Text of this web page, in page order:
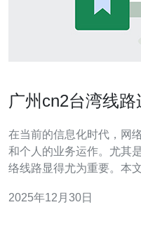
广州cn2台湾线
在当前的信息化时代，网
和个人的业务运作。尤其
络线路显得尤为重要。本
器、VPS和主机服务时做出明智的决
2025年12月30日